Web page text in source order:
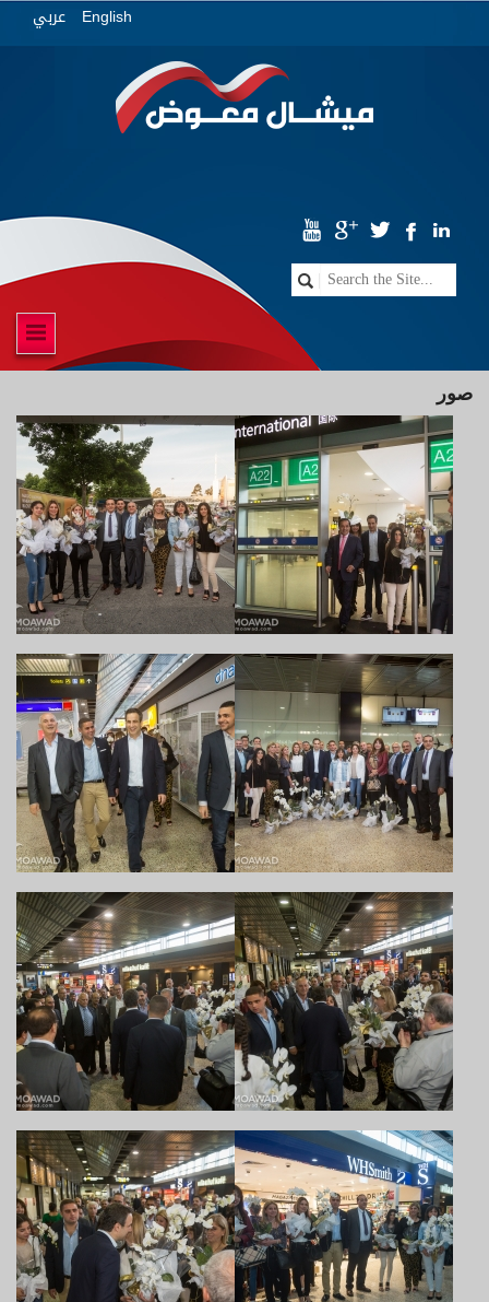
عربي English
صور